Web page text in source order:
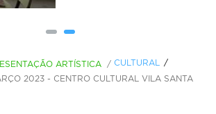
ARTÍSTICA / CULTURAL
2023 - CENTRO CULTURAL VILA SANTA